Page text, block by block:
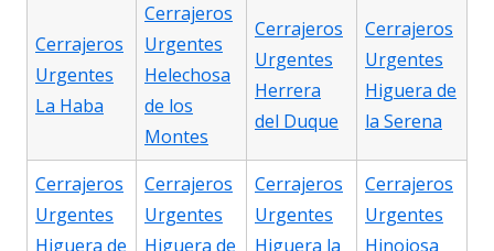
Cerrajeros
Urgentes
La Haba
Cerrajeros
Urgentes
Helechosa
de los
Montes
Cerrajeros
Urgentes
Herrera
del Duque
Cerrajeros
Urgentes
Higuera de
la Serena
Cerrajeros
Urgentes
Higuera de
Cerrajeros
Urgentes
Higuera de
Cerrajeros
Urgentes
Higuera la
Cerrajeros
Urgentes
Hinojosa